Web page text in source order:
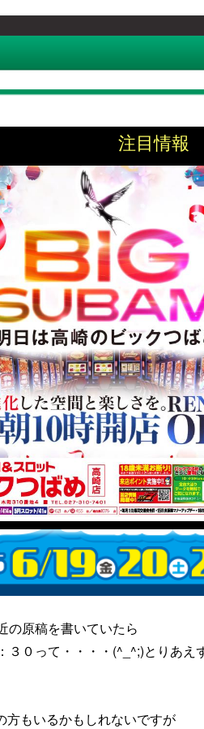
注目情報
愚痴）
の原稿を書いていたら
３０って・・・・(^_^;)とりあえ
方もいるかもしれないですが